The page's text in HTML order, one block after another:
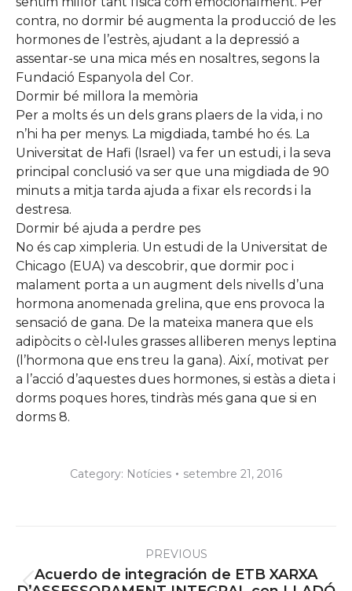
contra, no dormir bé augmenta la producció de les
hormones de l’estrès, ajudant a la depressió a
assentar-se una mica més en nosaltres, segons la
Fundació Espanyola del Cor.
Dormir bé millora la memòria
Per a molts és un dels grans plaers de la vida, i no
n’hi ha per menys. La migdiada, també ho és. La
Universitat de Hafi (Israel) va fer un estudi, i la seva
principal conclusió va ser que una migdiada de 90
minuts a mitja tarda ajuda a fixar els records i la
destresa.
Dormir bé ajuda a perdre pes
No és cap ximpleria. Un estudi de la Universitat de
Chicago (EUA) va descobrir, que dormir poc i
malament porta a un augment dels nivells d’una
hormona anomenada grelina, que ens provoca la
sensació de gana. De la mateixa manera que els
adipòcits o cèl•lules grasses alliberen menys leptina
(l’hormona que ens treu la gana). Així, motivat per
a l’acció d’aquestes dues hormones, si estàs a dieta i
dorms poques hores, tindràs més gana que si en
dorms 8.
Category: Notícies setembre 21, 2016
navigationPREVIOUS
Acuerdo de integración de ETB XARXA